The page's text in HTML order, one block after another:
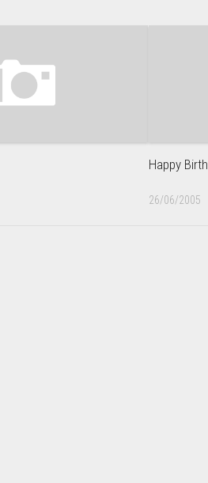
Happy
26/06/2005